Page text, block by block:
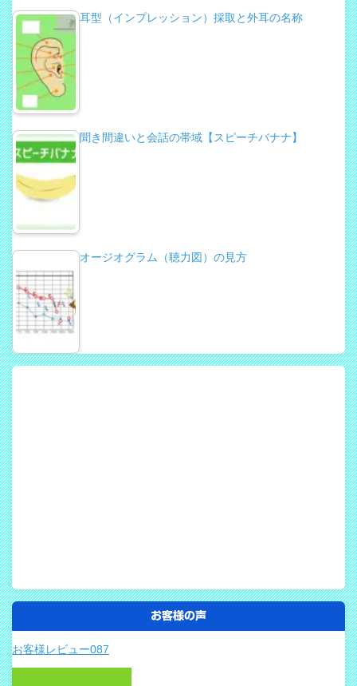
耳型（インプレッション）採取と外耳の名称
聞き間違いと会話の帯域【スピーチバナナ】
オージオグラム（聴力図）の見方
お客様の声
お客様レビュー087